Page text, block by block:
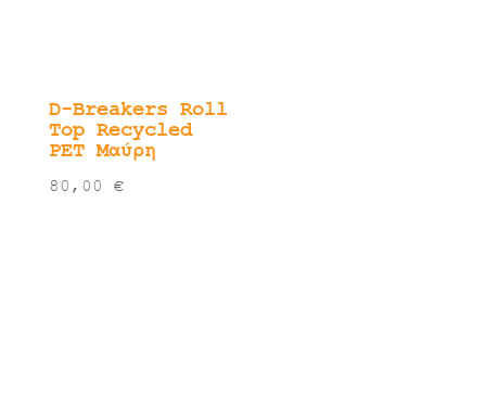
D-Breakers Roll
Top Recycled
PET Μαύρη
80,00 €